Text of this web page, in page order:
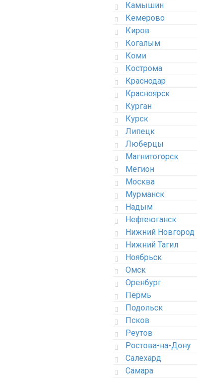
Камышин
Кемерово
Киров
Когалым
Коми
Кострома
Краснодар
Красноярск
Курган
Курск
Липецк
Люберцы
Магнитогорск
Мегион
Москва
Мурманск
Надым
Нефтеюганск
Нижний Новгород
Нижний Тагил
Ноябрьск
Омск
Оренбург
Пермь
Подольск
Псков
Реутов
Ростова-на-Дону
Салехард
Самара